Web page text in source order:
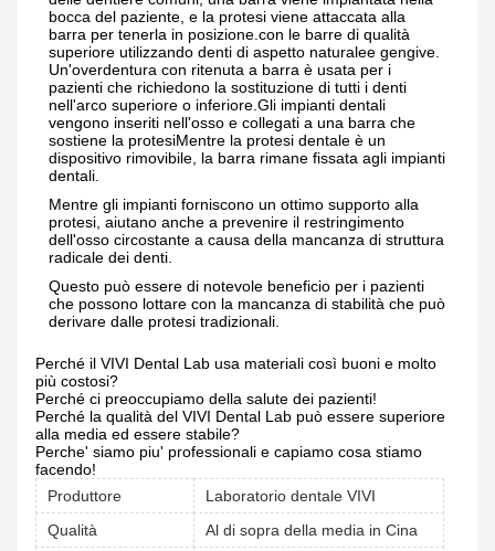
bocca del paziente, e la protesi viene attaccata alla
barra per tenerla in posizione. con le barre di qualità
superiore utilizzando denti di aspetto naturalee gengive
Un'overdentura con ritenuta a barra è usata per i
pazienti che richiedono la sostituzione di tutti i denti
nell'arco superiore o inferiore.Gli impianti dentali
vengono inseriti nell'osso e collegati a una barra che
sostiene la protesiMentre la protesi dentale è un
dispositivo rimovibile, la barra rimane fissata agli impianti
dentali.
Mentre gli impianti forniscono un ottimo supporto alla
protesi, aiutano anche a prevenire il restringimento
dell'osso circostante a causa della mancanza di struttura
radicale dei denti.
Questo può essere di notevole beneficio per i pazienti
che possono lottare con la mancanza di stabilità che può
derivare dalle protesi tradizionali.
Perché il VIVI Dental Lab usa materiali così buoni e molto
più costosi?
Perché ci preoccupiamo della salute dei pazienti!
Perché la qualità del VIVI Dental Lab può essere superiore
alla media ed essere stabile?
Perche' siamo piu' professionali e capiamo cosa stiamo
facendo!
Produttore
Laboratorio dentale VIVI
Qualità
Al di sopra della media in Cina